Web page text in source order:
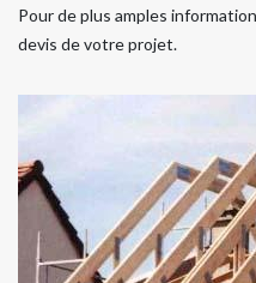
Pour de plus amples
devis de votre projet.